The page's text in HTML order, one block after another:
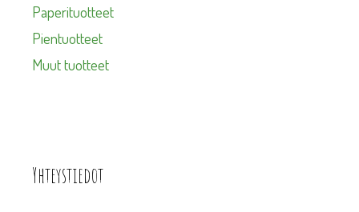
Paperituotteet
Pientuotteet
Muut tuotteet
Yhteystiedot